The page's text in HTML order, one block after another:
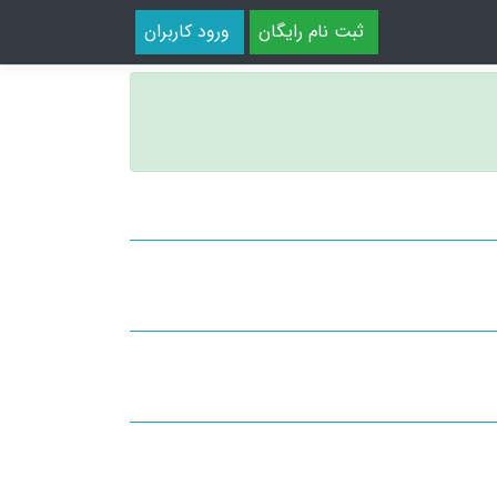
ثبت نام رایگان ورود کاربران